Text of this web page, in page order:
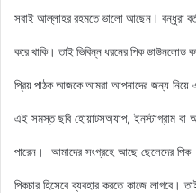
সবাই আল্লাহর রহমতে ভালো আছেন। বন্ধুরা
করে থাকি। তাই ভিবিন্ন ধরনের পিক ডাউনলোড
প্রিয় পাঠক আজকেআমরা আপনাদের জন্য নিয়ে
এই সমস্ত ছবি হোয়াটসঅ্যাপ, ইনস্টাগ্রাম বা
পারেন। আমাদের সংগ্রহে আছে ছেলেদের পিক
পিকচার হিসেবে ব্যবহার করতে কাজে লাগবে।